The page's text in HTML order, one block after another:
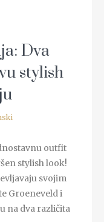
Dva
stylish
outfit
stylish look!
svojim
Groeneveld i
na dva različita